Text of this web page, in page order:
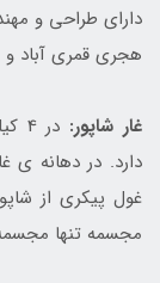
دارای طراحی و
هجری قمری آباد
غار شاپور:
مجسمه تنها